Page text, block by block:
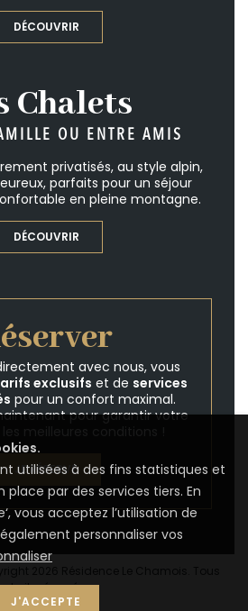
DÉCOUVRIR
Chalets
OU ENTRE AMIS
privatisés, au style alpin,
parfaits pour un séjour
en pleine montagne.
DÉCOUVRIR
avec nous, vous
exclusifs et de services
pour un confort maximal.
pour garantir votre
JE RÉSERVE
droits réservés.
utilisées à des fins statistiques et
place par des services tiers. En
vous acceptez l’utilisation de
personnaliser vos
J'ACCEPTE